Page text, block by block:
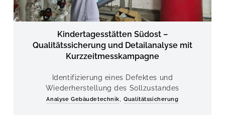
Kindertagesstätten Südost –
Qualitätssicherung und Detailanalyse mit
Kurzzeitmesskampagne
Identifizierung eines Defektes und
Wiederherstellung des Sollzustandes
Analyse Gebäudetechnik ,Qualitätssicherung